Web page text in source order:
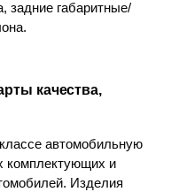
задние габаритные/
качества,
автомобильную
комплектующих и
Изделия